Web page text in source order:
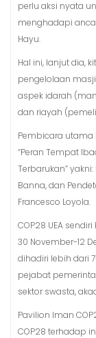
perlu aksi nyata
menghadapi
Hayu.
Hal ini, lanjut dia,
pengelolaan
aspek idarah
dan riayah
Pembicara utama
“Peran Tempat
Terbarukan”
Banna, dan
Francesco Loyola.
COP28 UEA
30 November-12
dihadiri lebih dari
pejabat
sektor swasta,
Pavilion Iman
COP28 terhadap